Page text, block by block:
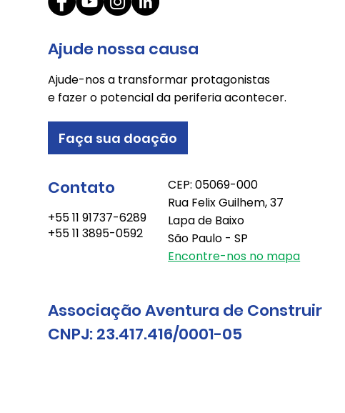
Ajude nossa causa
Ajude-nos a transformar protagonistas
e fazer o potencial da periferia acontecer.
Faça sua doação
Contato
+55 11 91737-6289
+55 11 3895-0592
CEP: 05069-000
Rua Felix Guilhem, 37
Lapa de Baixo
São Paulo - SP
Encontre-nos no mapa
Associação Aventura de Construir
CNPJ: 23.417.416/0001-05